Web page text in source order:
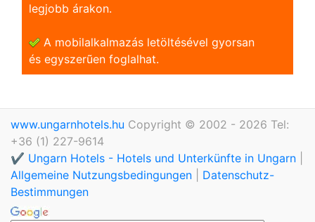
legjobb árakon.
A mobilalkalmazás letöltésével gyorsan
és egyszerũen foglalhat.
www.ungarnhotels.hu Copyright © 2002 - 2026 Tel:
+36 (1) 227-9614
✔️ Ungarn Hotels - Hotels und Unterkünfte in Ungarn
Allgemeine Nutzungsbedingungen
Datenschutz-
Bestimmungen